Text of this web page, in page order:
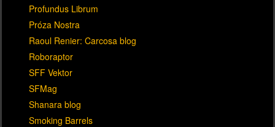
Profundus Librum
Próza Nostra
Raoul Renier: Carcosa blog
Roboraptor
SFF Vektor
SFMag
Shanara blog
Smoking Barrels